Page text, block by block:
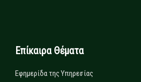
Επίκαιρα Θέματα
Εφημερίδα της Υπηρεσίας